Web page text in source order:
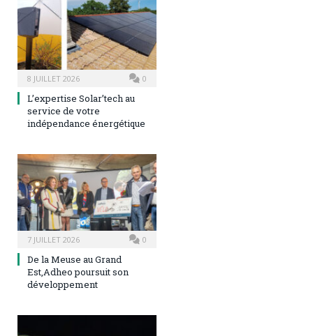
8 JUILLET 2026 0
L’expertise Solar’tech au
service de votre
indépendance énergétique
7 JUILLET 2026 0
De la Meuse au Grand
Est,Adheo poursuit son
développement